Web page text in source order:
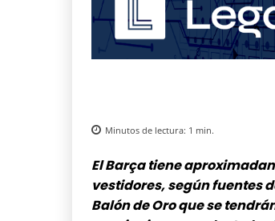
Minutos de lectura: 1 min.
El Barça tiene
vestidores, según fuentes
Balón de Oro que se